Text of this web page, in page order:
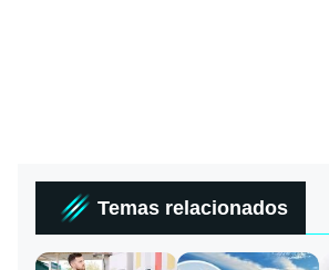
Temas relacionados